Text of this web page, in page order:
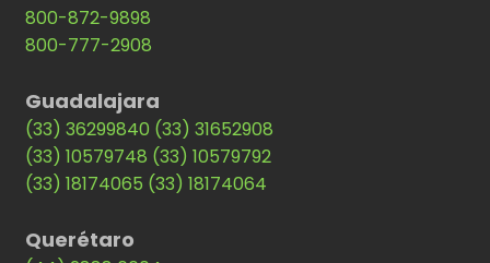
800-872-9898
800-777-2908
Guadalajara
(33) 36299840 (33) 31652908
(33) 10579748 (33) 10579792
(33) 18174065 (33) 18174064
Querétaro